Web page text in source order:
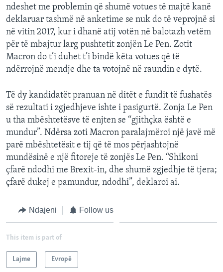
ndeshet me problemin që shumë votues të majtë kanë
deklaruar tashmë në anketime se nuk do të veprojnë si
në vitin 2017, kur i dhanë atij votën në balotazh vetëm
për të mbajtur larg pushtetit zonjën Le Pen. Zotit
Macron do t’i duhet t’i bindë këta votues që të
ndërrojnë mendje dhe ta votojnë në raundin e dytë.
Të dy kandidatët pranuan në ditët e fundit të fushatës
së rezultati i zgjedhjeve ishte i pasigurtë. Zonja Le Pen
u tha mbështetësve të enjten se “gjithçka është e
mundur”. Ndërsa zoti Macron paralajmëroi një javë më
parë mbështetësit e tij që të mos përjashtojnë
mundësinë e një fitoreje të zonjës Le Pen. “Shikoni
çfarë ndodhi me Brexit-in, dhe shumë zgjedhje të tjera;
çfarë dukej e pamundur, ndodhi”, deklaroi ai.
Ndajeni Follow us
This item is part of
Lajme Evropë